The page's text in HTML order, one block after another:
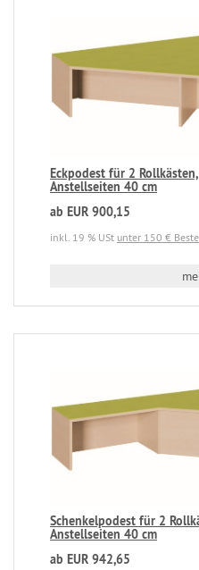
Eckpodest für 2
Anstellseiten 40 cm
ab EUR 900,15
inkl. 19 % USt unter 150 €
Schenkelpodest für 2
Anstellseiten 40 cm
ab EUR 942,65